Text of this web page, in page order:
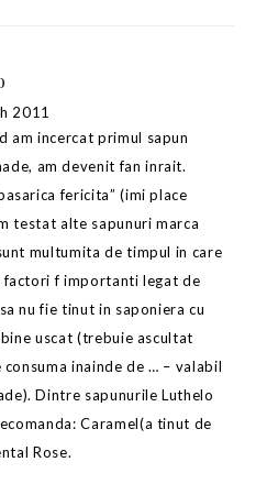
2011
am incercat primul sapun
am devenit fan inrait.
fericita” (imi place
testat alte sapunuri marca
multumita de timpul in care
factori f importanti legat de
nu fie tinut in saponiera cu
uscat (trebuie ascultat
inainde de … – valabil
Dintre sapunurile Luthelo
Caramel(a tinut de
Rose.